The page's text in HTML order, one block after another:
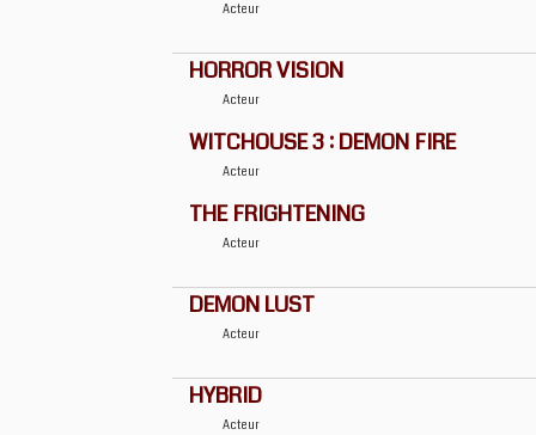
Acteur
HORROR VISION
Acteur
WITCHOUSE 3 : DEMON FIRE
Acteur
THE FRIGHTENING
Acteur
DEMON LUST
Acteur
HYBRID
Acteur